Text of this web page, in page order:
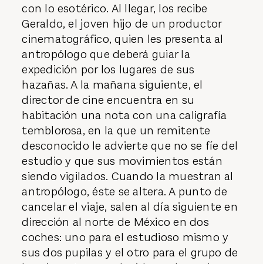
con lo esotérico. Al llegar, los recibe
Geraldo, el joven hijo de un productor
cinematográfico, quien les presenta al
antropólogo que deberá guiar la
expedición por los lugares de sus
hazañas. A la mañana siguiente, el
director de cine encuentra en su
habitación una nota con una caligrafía
temblorosa, en la que un remitente
desconocido le advierte que no se fíe del
estudio y que sus movimientos están
siendo vigilados. Cuando la muestran al
antropólogo, éste se altera. A punto de
cancelar el viaje, salen al día siguiente en
dirección al norte de México en dos
coches: uno para el estudioso mismo y
sus dos pupilas y el otro para el grupo de